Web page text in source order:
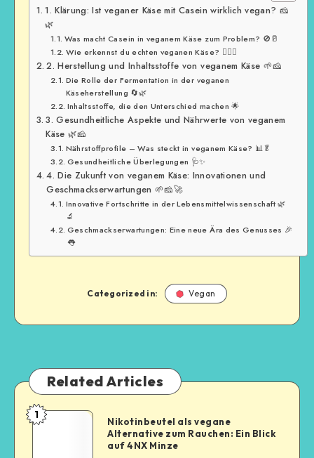
1. Klärung: Ist veganer Käse mit Casein wirklich vegan? 🧀
🌿
Was macht Casein in veganem Käse zum Problem? 🚫🥛
Wie erkennst du echten veganen Käse? 🕵️‍♂️🌱
2. Herstellung und Inhaltsstoffe von veganem Käse 🌱🧀
Die Rolle der Fermentation in der veganen
Käseherstellung 🔄🌿
Inhaltsstoffe, die den Unterschied machen 🌟
3. Gesundheitliche Aspekte und Nährwerte von veganem
Käse 🌿🧀
Nährstoffprofile – Was steckt in veganem Käse? 📊🥬
Gesundheitliche Überlegungen 🩺✨
4. Die Zukunft von veganem Käse: Innovationen und
Geschmackserwartungen 🌱🧀🚀
Innovative Fortschritte in der Lebensmittelwissenschaft 🌿
🔬
Geschmackserwartungen: Eine neue Ära des Genusses 🎉
👅
Categorized in: Vegan
Related Articles
1
Nikotinbeutel als vegane
Alternative zum Rauchen: Ein Blick
auf 4NX Minze